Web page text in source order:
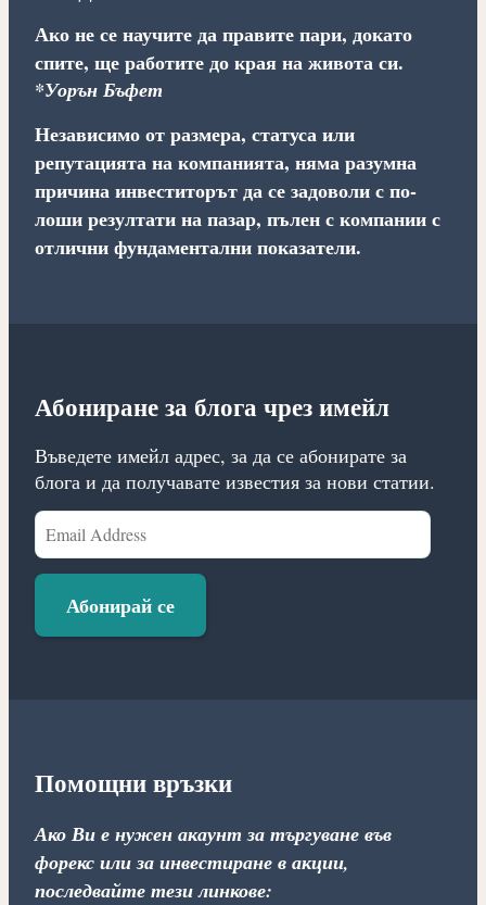
Ако не се научите да правите пари, докато
спите, ще работите до края на живота си.
*Уорън Бъфет
Независимо от размера, статуса или
репутацията на компанията, няма разумна
причина инвеститорът да се задоволи с по-
лоши резултати на пазар, пълен с компании с
отлични фундаментални показатели.
Абониране за блога чрез имейл
Въведете имейл адрес, за да се абонирате за
блога и да получавате известия за нови статии.
Email
Address
Абонирай се
Помощни връзки
Ако Ви е нужен акаунт за търгуване във
форекс или за инвестиране в акции,
последвайте тези линкове: